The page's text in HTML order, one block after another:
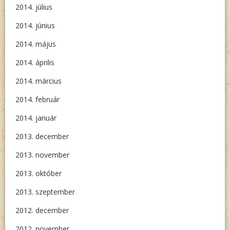
2014. július
2014. június
2014. május
2014. április
2014. március
2014. február
2014. január
2013. december
2013. november
2013. október
2013. szeptember
2012. december